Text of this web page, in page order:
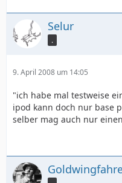
Selur
.
9. April 2008 um 14:05
"ich habe mal testweise
ipod kann doch nur base
selber mag auch nur